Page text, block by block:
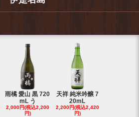
雨橘 愛山 黒 720
mL う
2,000円(税込2,200
円)
天祥 純米吟醸 7
20mL
2,200円(税込2,420
円)